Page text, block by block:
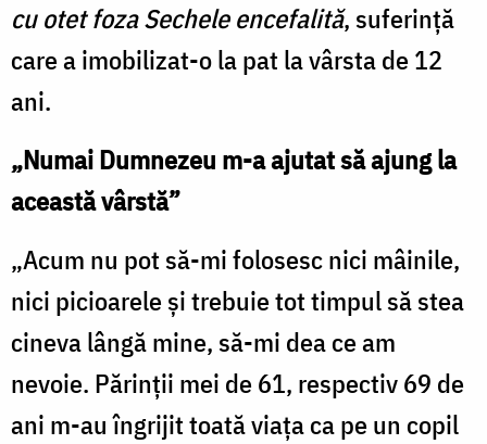
cu otet foza Sechele encefalită, suferință
care a imobilizat-o la pat la vârsta de 12
ani.
„Numai Dumnezeu m-a ajutat să ajung la
această vârstă”
„Acum nu pot să-mi folosesc nici mâinile,
nici picioarele și trebuie tot timpul să stea
cineva lângă mine, să-mi dea ce am
nevoie. Părinții mei de 61, respectiv 69 de
ani m-au îngrijit toată viața ca pe un copil